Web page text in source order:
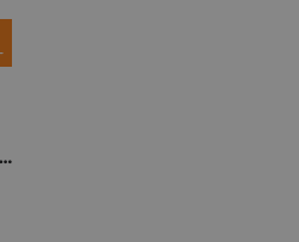
Zwierzęta biebrzańskich lasów